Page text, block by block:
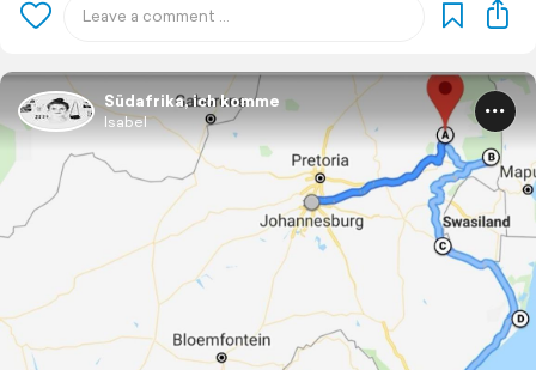
Südafrika, ich komme
Isabel